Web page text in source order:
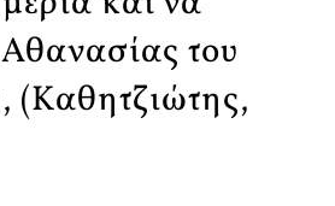
του
(Καθητζιώτης,